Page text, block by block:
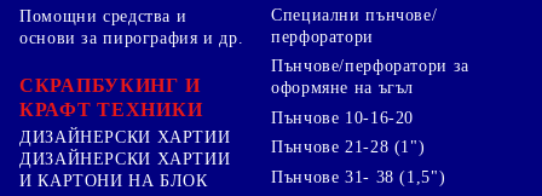
Помощни средства и
основи за пирография и др.
СКРАПБУКИНГ И
КРАФТ ТЕХНИКИ
ДИЗАЙНЕРСКИ ХАРТИИ
ДИЗАЙНЕРСКИ ХАРТИИ
И КАРТОНИ НА БЛОК
Специални пънчове/
перфоратори
Пънчове/перфоратори за
оформяне на ъгъл
Пънчове 10-16-20
Пънчове 21-28 (1")
Пънчове 31- 38 (1,5")